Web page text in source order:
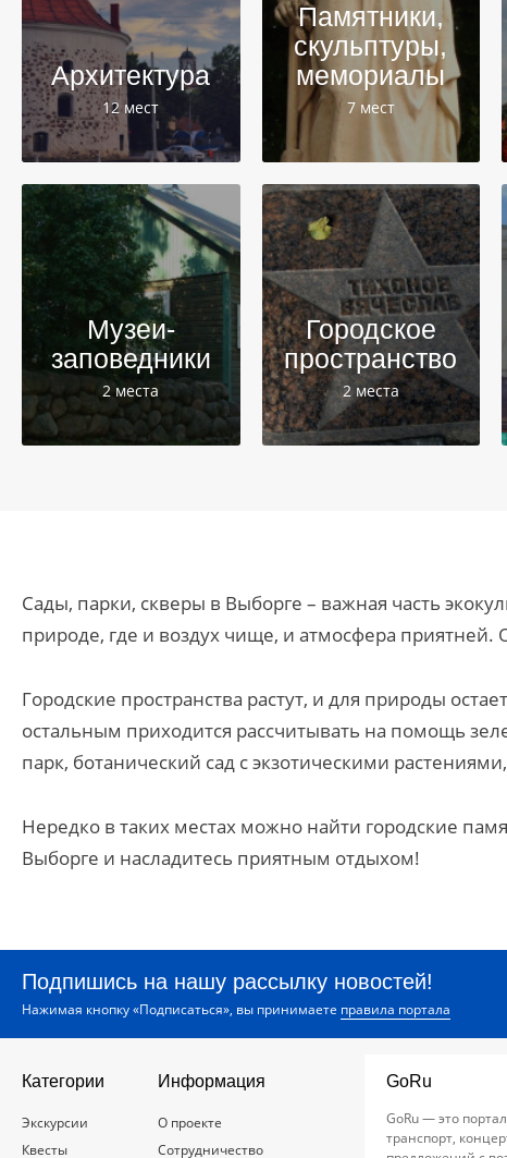
Архитектура
12 мест
Памятники,
скульптуры,
мемориалы
7 мест
Музеи-
заповедники
2 места
Городское
пространство
2 места
Сады, парки, скверы в Выборге – важная часть
природе, где и воздух чище, и атмосфера приятней.
Городские пространства растут, и для природы
остальным приходится рассчитывать на помощь
парк, ботанический сад с экзотическими
Нередко в таких местах можно найти городские
Выборге и насладитесь приятным отдыхом!
Подпишись на нашу рассылку новостей!
Нажимая кнопку «Подписаться», вы принимаете правила портала
Категории
Экскурсии
Квесты
Информация
О проекте
Сотрудничество
GoRu
GoRu — это
транспорт,